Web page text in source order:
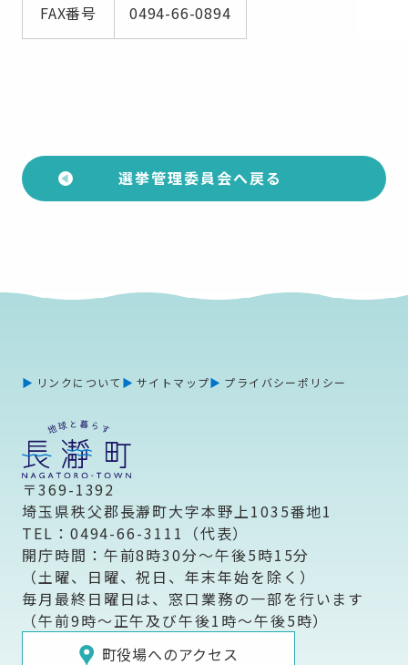
FAX番号 0494-66-0894
選挙管理委員会へ戻る
リンクについて サイトマップ プライバシーポリシー
〒369-1392
埼玉県秩父郡長瀞町大字本野上1035番地1
TEL：0494-66-3111（代表）
開庁時間：午前8時30分～午後5時15分
（土曜、日曜、祝日、年末年始を除く）
毎月最終日曜日は、窓口業務の一部を行います
（午前9時～正午及び午後1時～午後5時）
町役場へのアクセス